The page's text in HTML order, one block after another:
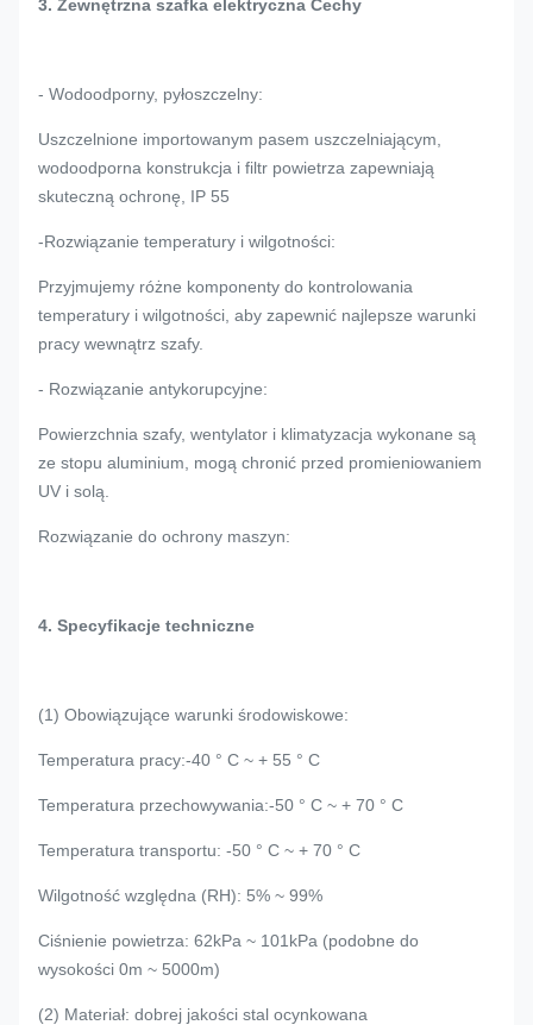
3. Zewnętrzna szafka elektryczna Cechy
- Wodoodporny, pyłoszczelny:
Uszczelnione importowanym pasem uszczelniającym,
wodoodporna konstrukcja i filtr powietrza zapewniają
skuteczną ochronę, IP 55
-Rozwiązanie temperatury i wilgotności:
Przyjmujemy różne komponenty do kontrolowania
temperatury i wilgotności, aby zapewnić najlepsze warunki
pracy wewnątrz szafy.
- Rozwiązanie antykorupcyjne:
Powierzchnia szafy, wentylator i klimatyzacja wykonane są
ze stopu aluminium, mogą chronić przed promieniowaniem
UV i solą.
Rozwiązanie do ochrony maszyn:
4. Specyfikacje techniczne
(1) Obowiązujące warunki środowiskowe:
Temperatura pracy:-40 ° C ~ + 55 ° C
Temperatura przechowywania:-50 ° C ~ + 70 ° C
Temperatura transportu: -50 ° C ~ + 70 ° C
Wilgotność względna (RH): 5% ~ 99%
Ciśnienie powietrza: 62kPa ~ 101kPa (podobne do
wysokości 0m ~ 5000m)
(2) Materiał: dobrej jakości stal ocynkowana